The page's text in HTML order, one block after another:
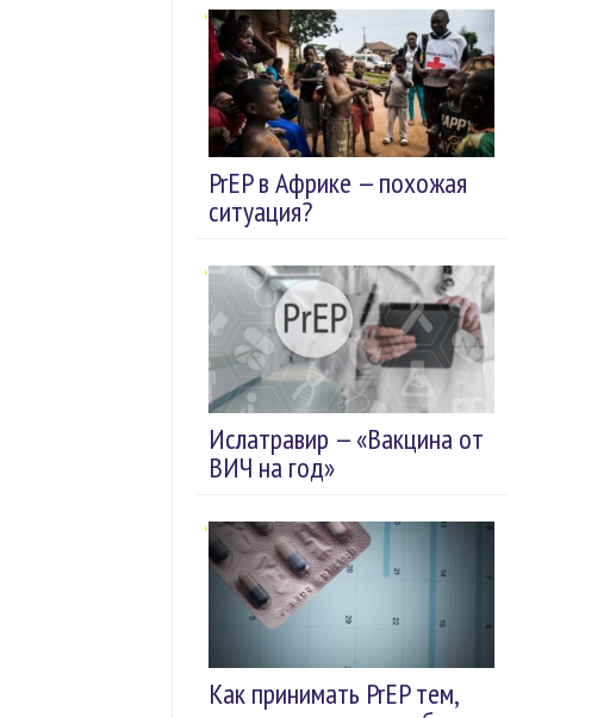
PrEP в Африке — похожая
ситуация?
Ислатравир — «Вакцина от
ВИЧ на год»
Как принимать PrEP тем,